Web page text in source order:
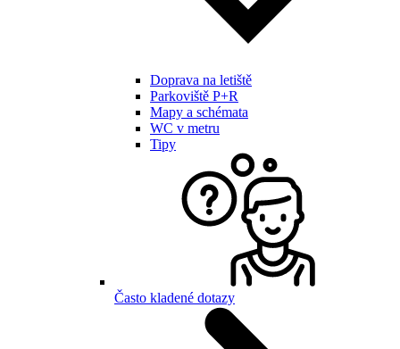
Doprava na letiště
Parkoviště P+R
Mapy a schémata
WC v metru
Tipy
Často kladené dotazy